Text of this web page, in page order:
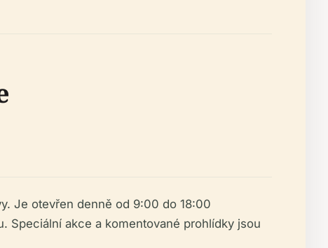
Je otevřen denně od 9:00 do 18:00
Speciální akce a komentované prohlídky jsou